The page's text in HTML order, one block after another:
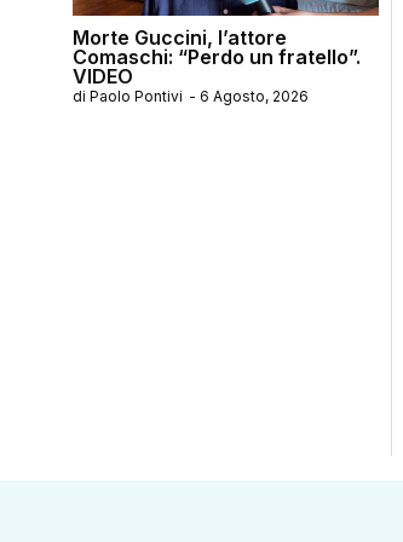
Morte Guccini, l’attore
Comaschi: “Perdo un fratello”.
VIDEO
di Paolo Pontivi - 6 Agosto, 2026